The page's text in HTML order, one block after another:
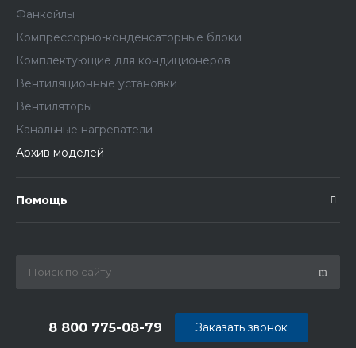
Фанкойлы
Компрессорно-конденсаторные блоки
Комплектующие для кондиционеров
Вентиляционные установки
Вентиляторы
Канальные нагреватели
Архив моделей
Помощь
8 800 775-08-79 Заказать звонок